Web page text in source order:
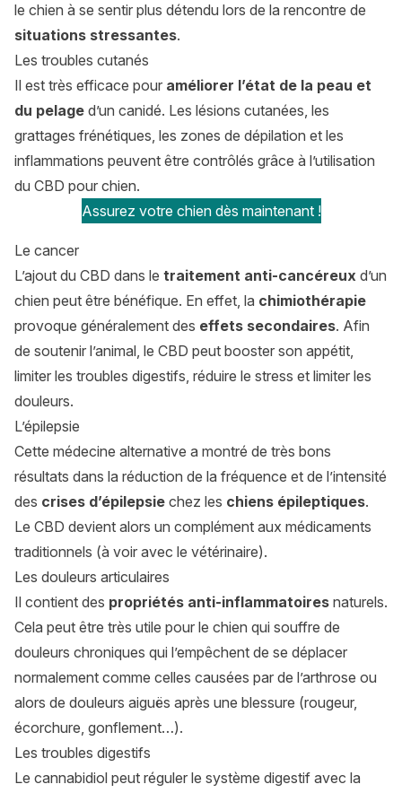
le chien à se sentir plus détendu lors de la rencontre de
situations stressantes.
Les troubles cutanés
Il est très efficace pour améliorer l’état de la peau et
du pelage d’un canidé. Les lésions cutanées, les
grattages frénétiques, les zones de dépilation et les
inflammations peuvent être contrôlés grâce à l’utilisation
du CBD pour chien.
Assurez votre chien dès maintenant !
Le cancer
L’ajout du CBD dans le traitement anti-cancéreux d’un
chien peut être bénéfique. En effet, la chimiothérapie
provoque généralement des effets secondaires. Afin
de soutenir l’animal, le CBD peut booster son appétit,
limiter les troubles digestifs, réduire le stress et limiter les
douleurs.
L’épilepsie
Cette médecine alternative a montré de très bons
résultats dans la réduction de la fréquence et de l’intensité
des crises d’épilepsie chez les chiens épileptiques.
Le CBD devient alors un complément aux médicaments
traditionnels (à voir avec le vétérinaire).
Les douleurs articulaires
Il contient des propriétés anti-inflammatoires naturels.
Cela peut être très utile pour le chien qui souffre de
douleurs chroniques qui l’empêchent de se déplacer
normalement comme celles causées par de l’arthrose ou
alors de douleurs aiguës après une blessure (rougeur,
écorchure, gonflement…).
Les troubles digestifs
Le cannabidiol peut réguler le système digestif avec la